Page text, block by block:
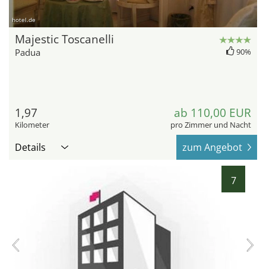
hotel.de
Majestic Toscanelli
Padua 90%
1,97
Kilometer
ab 110,00 EUR
pro Zimmer und Nacht
Details zum Angebot
7